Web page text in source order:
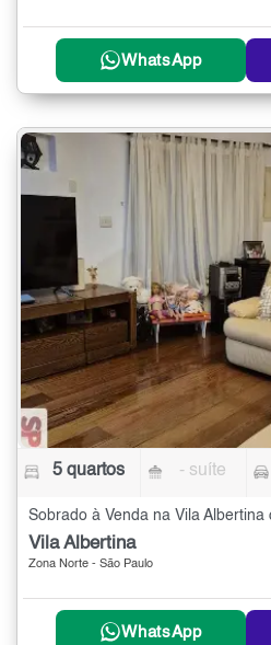
WhatsApp
5 quartos - suíte
Sobrado à Venda na Vila Albertina
Vila Albertina
Zona Norte - São Paulo
WhatsApp